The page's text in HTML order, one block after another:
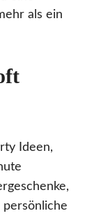
als ein
Ideen,
persönliche